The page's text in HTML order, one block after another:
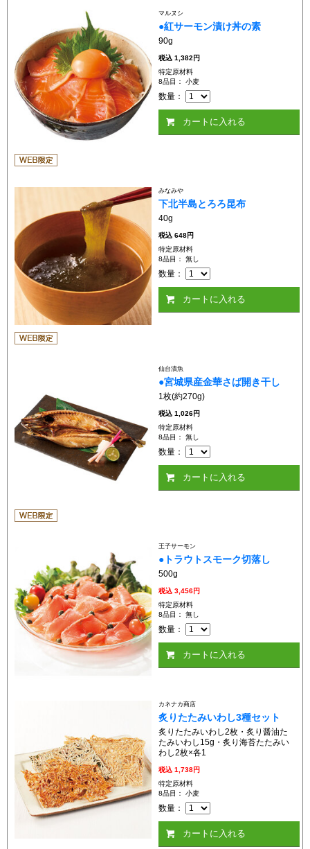
マルヌシ
●紅サーモン漬け丼の素
90g
税込1,382円
特定原材料
8品目： 小麦
数量：
カートに入れる
みなみや
下北半島とろろ昆布
40g
税込648円
特定原材料
8品目： 無し
数量：
カートに入れる
仙台漬魚
●宮城県産金華さば開き干し
1枚(約270g)
税込1,026円
特定原材料
8品目： 無し
数量：
カートに入れる
王子サーモン
●トラウトスモーク切落し
500g
税込3,456円
特定原材料
8品目： 無し
数量：
カートに入れる
カネナカ商店
炙りたたみいわし3種セット
炙りたたみいわし2枚・炙り醤油た
たみいわし15g・炙り海苔たたみい
わし2枚×各1
税込1,738円
特定原材料
8品目： 小麦
数量：
カートに入れる